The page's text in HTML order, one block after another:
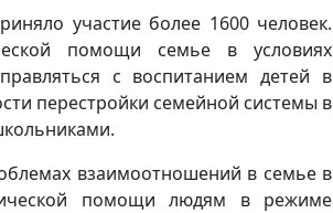
участие более 1600 человек.
помощи семье в условиях
с воспитанием детей в
перестройки семейной системы в
взаимоотношений в семье в
помощи людям в режиме